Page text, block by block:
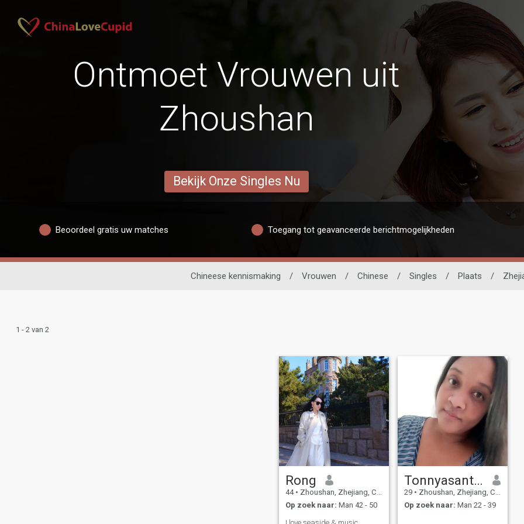
Ontmoet Vrouwen uit
Zhoushan
Bekijk Onze Singles Nu
Beoordeel gratis uw matches Toegang tot geavanceerde berichtmogelijkheden
Chineese kennismaking / Vrouwen / Chinese / Singles / Plaats /
1 - 2 van 2
Rong
44 • Zhoushan, Zhejiang, China
Op zoek naar: Man 42 - 50
Tonnyasantoss
29 • Zhoushan, Zhejiang, China
Op zoek naar: Man 22 - 39